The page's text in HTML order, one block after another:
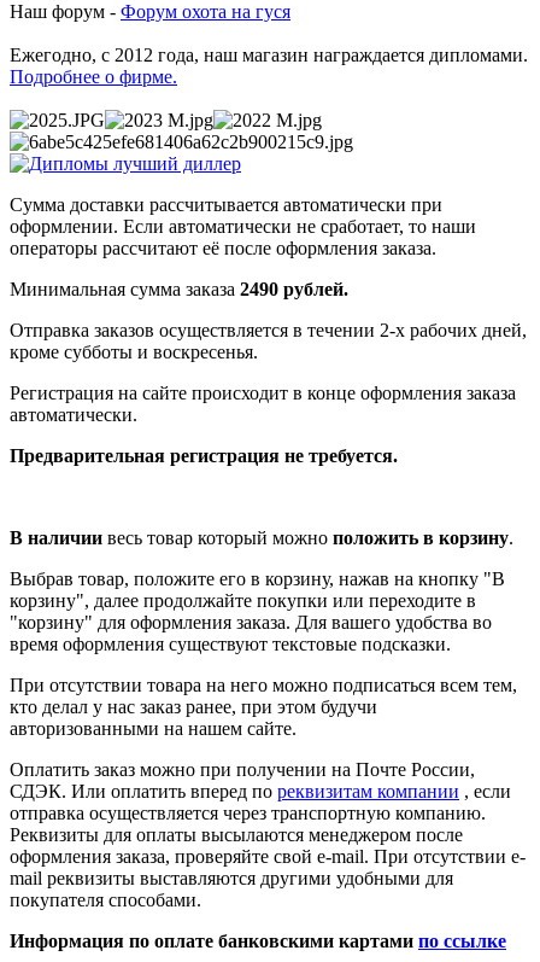
Наш форум - Форум охота на гуся
Ежегодно, с 2012 года, наш магазин награждается дипломами.
Подробнее о фирме.
Сумма доставки рассчитывается автоматически при
оформлении. Если автоматически не сработает, то наши
операторы рассчитают её после оформления заказа.
Минимальная сумма заказа 2490 рублей.
Отправка заказов осуществляется в течении 2-х рабочих дней,
кроме субботы и воскресенья.
Регистрация на сайте происходит в конце оформления заказа
автоматически.
Предварительная регистрация не требуется.
В наличии весь товар который можно положить в корзину.
Выбрав товар, положите его в корзину, нажав на кнопку "В
корзину", далее продолжайте покупки или переходите в
"корзину" для оформления заказа. Для вашего удобства во
время оформления существуют текстовые подсказки.
При отсутствии товара на него можно подписаться всем тем,
кто делал у нас заказ ранее, при этом будучи
авторизованными на нашем сайте.
Оплатить заказ можно при получении на Почте России,
СДЭК. Или оплатить вперед по реквизитам компании , если
отправка осуществляется через транспортную компанию.
Реквизиты для оплаты высылаются менеджером после
оформления заказа, проверяйте свой e-mail. При отсутствии e-
mail реквизиты выставляются другими удобными для
покупателя способами.
Информация по оплате банковскими картами по ссылке